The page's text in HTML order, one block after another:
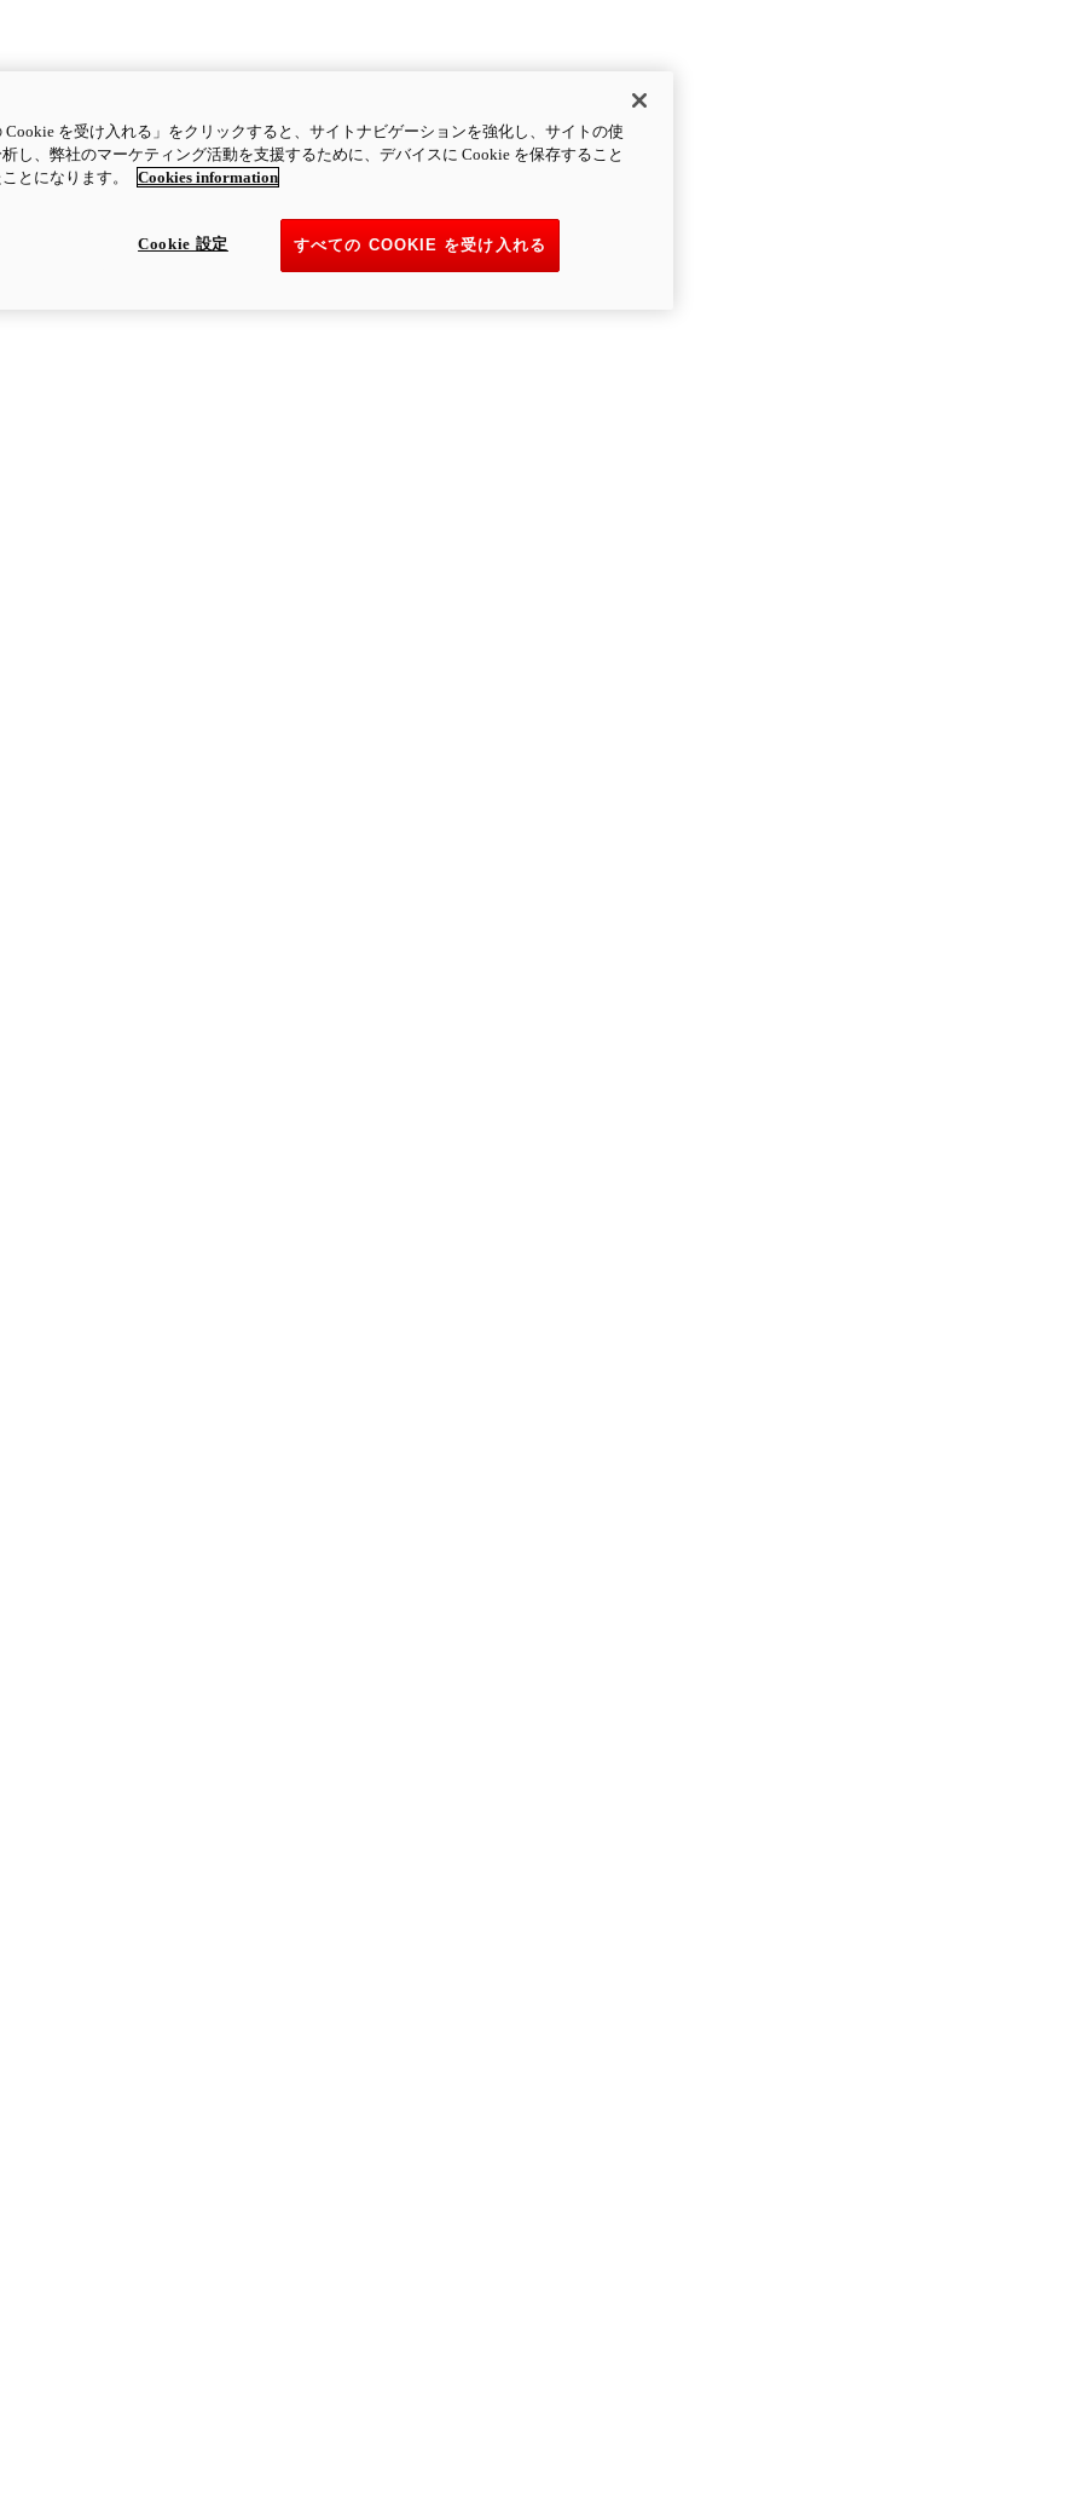
Cookie を受け入れる」をクリックすると、サイトナビゲーションを強化し、サイトの使
し、弊社のマーケティング活動を支援するために、デバイスに Cookie を保存すること
とになります。
Cookies information
すべての COOKIE を受け入れる
Cookie 設定